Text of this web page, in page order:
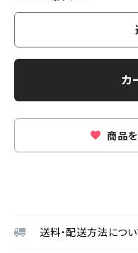
カ
商品
送料・配送方法につい